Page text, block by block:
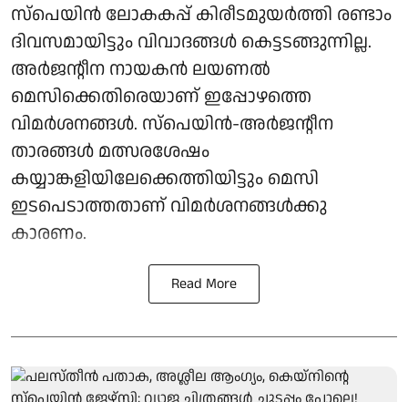
സ്പെയിൻ ലോകകപ്പ് കിരീടമുയർത്തി രണ്ടാം
ദിവസമായിട്ടും വിവാദങ്ങൾ കെട്ടടങ്ങുന്നില്ല.
അർജന്റീന നായകൻ ലയണൽ
മെസിക്കെതിരെയാണ് ഇപ്പോഴത്തെ
വിമർശനങ്ങൾ. സ്‌പെയിൻ-അർജന്റീന
താരങ്ങൾ മത്സരശേഷം
കയ്യാങ്കളിയിലേക്കെത്തിയിട്ടും മെസി
ഇടപെടാത്തതാണ് വിമർശനങ്ങൾക്കു
കാരണം.
Read More